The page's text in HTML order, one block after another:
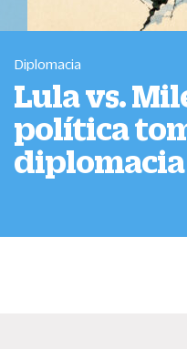
Diplomacia
Lula vs.
política
diplomacia